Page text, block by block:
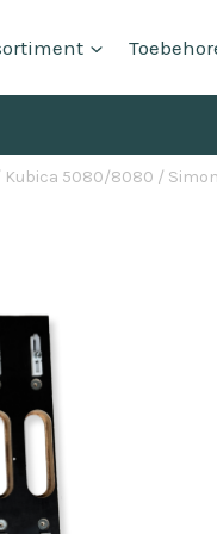
Kubica 5080/8080 /